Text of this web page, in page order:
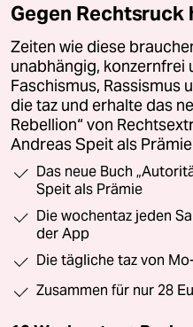
Gegen
Zeiten wie diese
unabhängig, konzernfrei
Faschismus, Rassismus
die taz und erhalte das
Rebellion“ von
Andreas Speit als
Das neue Buch
Speit als Prämie
Die wochentaz jeden
der App
Die tägliche taz von
Zusammen für nur 28